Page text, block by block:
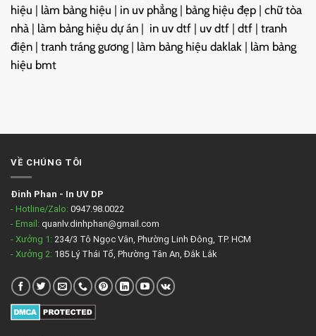
hiệu | làm bảng hiệu | in uv phẳng | bảng hiệu đẹp | chữ tòa
nhà | làm bảng hiệu dự án | in uv dtf | uv dtf | dtf | tranh
điện | tranh tráng gương | làm bảng hiệu daklak | làm bảng
hiệu bmt
VỀ CHÚNG TÔI
Đinh Phan - In UV DP
- Hotline/Zalo: 0947.98.0022
- Email: quanlv.dinhphan@gmail.com
- Xưởng 1: 234/3 Tô Ngọc Vân, Phường Linh Đông, TP. HCM
- Xưởng 2: 185 Lý Thái Tổ, Phường Tân An, Đắk Lắk